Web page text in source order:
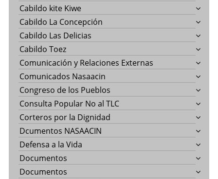
Cabildo kite Kiwe
Cabildo La Concepción
Cabildo Las Delicias
Cabildo Toez
Comunicación y Relaciones Externas
Comunicados Nasaacin
Congreso de los Pueblos
Consulta Popular No al TLC
Corteros por la Dignidad
Dcumentos NASAACIN
Defensa a la Vida
Documentos
Documentos